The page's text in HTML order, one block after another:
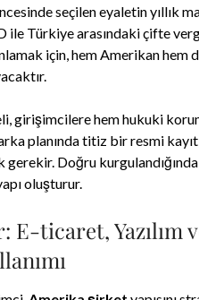
seçilen eyaletin yıllık
Türkiye arasındaki çifte
için, hem Amerikan hem
girişimcilere hem hukuki
planında titiz bir resmi
Doğru
oluşturur.
ticaret, Yazılım